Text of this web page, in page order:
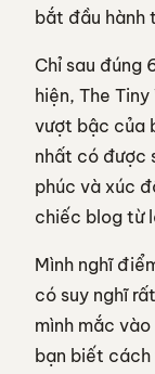
bắt đầu hành
Chỉ sau đúng
hiện, The
vượt bậc của
nhất có được
phúc và xúc
chiếc blog từ
Mình nghĩ
có suy nghĩ
mình mắc
bạn biết